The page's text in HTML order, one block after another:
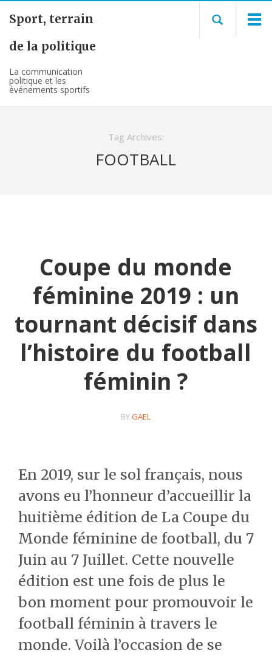
Sport, terrain
de la politique
La communication
politique et les
événements sportifs
Tag Archives:
FOOTBALL
Coupe du monde
féminine 2019 : un
tournant décisif dans
l’histoire du football
féminin ?
BYGAEL
En 2019, sur le sol français, nous
avons eu l’honneur d’accueillir la
huitième édition de La Coupe du
Monde féminine de football, du 7
Juin au 7 Juillet. Cette nouvelle
édition est une fois de plus le
bon moment pour promouvoir le
football féminin à travers le
monde. Voilà l’occasion de se